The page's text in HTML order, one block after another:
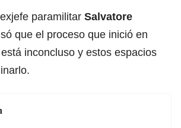
paramilitar Salvatore
que el proceso que inició en
inconcluso y estos espacios